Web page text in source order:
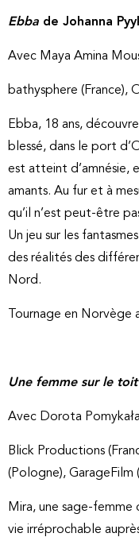
Ebba de Johanna
Avec Maya Amina
bathysphere (France),
Ebba, 18 ans,
blessé, dans le port
est atteint d’amnésie,
amants. Au fur et à
qu’il n’est peut-être
Un jeu sur les
des réalités des
Nord.
Tournage en Norvège
Une femme sur le toit
Avec Dorota
Blick Productions
(Pologne), GarageFilm
Mira, une sage-femme
vie irréprochable